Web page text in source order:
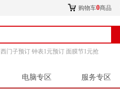
购物车0商品
西门子预订 钟表1元预订 面膜节1元抢
电脑专区 服务专区